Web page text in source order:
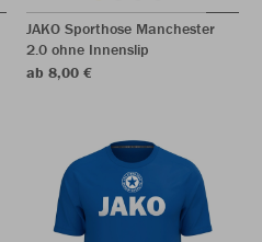
JAKO Sporthose Manchester
2.0 ohne Innenslip
ab 8,00 €